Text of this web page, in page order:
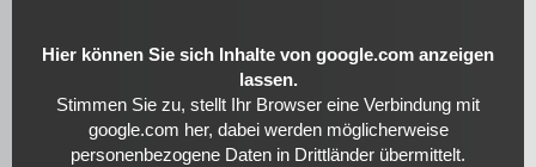
Hier können Sie sich Inhalte von google.com anzeigen
lassen.
Stimmen Sie zu, stellt Ihr Browser eine Verbindung mit
google.com her, dabei werden möglicherweise
personenbezogene Daten in Drittländer übermittelt.